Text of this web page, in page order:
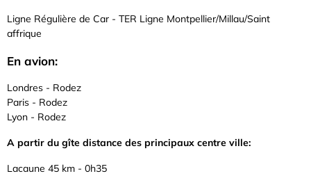
Ligne Régulière de Car - TER Ligne Montpellier/Millau/Saint
affrique
En avion:
Londres - Rodez
Paris - Rodez
Lyon - Rodez
A partir du gîte distance des principaux centre ville:
Lacaune 45 km - 0h35